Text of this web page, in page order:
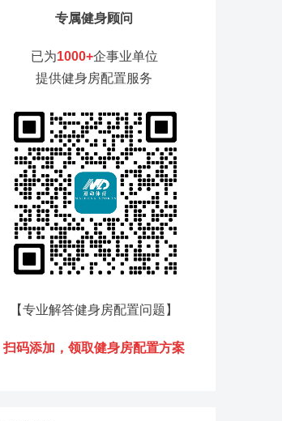
专属健身顾问
已为1000+企事业单位
提供健身房配置服务
【专业解答健身房配置问题 】
扫码添加，领取健身房配置方案